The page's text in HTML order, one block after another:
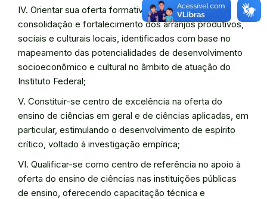
IV. Orientar sua oferta formativa em benefício da
consolidação e fortalecimento dos arranjos produtivos,
sociais e culturais locais, identificados com base no
mapeamento das potencialidades de desenvolvimento
socioeconômico e cultural no âmbito de atuação do
Instituto Federal;
V. Constituir-se centro de excelência na oferta do
ensino de ciências em geral e de ciências aplicadas, em
particular, estimulando o desenvolvimento de espírito
crítico, voltado à investigação empírica;
VI. Qualificar-se como centro de referência no apoio à
oferta do ensino de ciências nas instituições públicas
de ensino, oferecendo capacitação técnica e